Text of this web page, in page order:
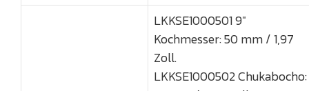
LKKSE1000501 9"
Kochmesser: 50 mm / 1,97
Zoll.
LKKSE1000502 Chukabocho: